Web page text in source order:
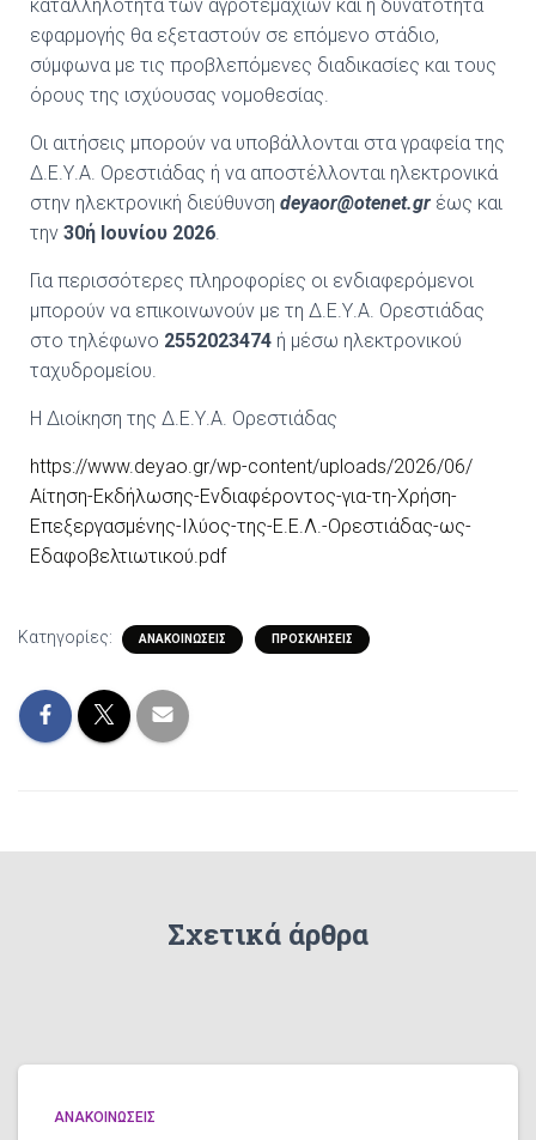
καταλληλότητα των αγροτεμαχίων και η δυνατότητα
εφαρμογής θα εξεταστούν σε επόμενο στάδιο,
σύμφωνα με τις προβλεπόμενες διαδικασίες και τους
όρους της ισχύουσας νομοθεσίας.
Οι αιτήσεις μπορούν να υποβάλλονται στα γραφεία της
Δ.Ε.Υ.Α. Ορεστιάδας ή να αποστέλλονται ηλεκτρονικά
στην ηλεκτρονική διεύθυνση deyaor@otenet.gr έως και
την 30ή Ιουνίου 2026.
Για περισσότερες πληροφορίες οι ενδιαφερόμενοι
μπορούν να επικοινωνούν με τη Δ.Ε.Υ.Α. Ορεστιάδας
στο τηλέφωνο 2552023474 ή μέσω ηλεκτρονικού
ταχυδρομείου.
Η Διοίκηση της Δ.Ε.Υ.Α. Ορεστιάδας
https://www.deyao.gr/wp-content/uploads/2026/06/
Αίτηση-Εκδήλωσης-Ενδιαφέροντος-για-τη-Χρήση-
Επεξεργασμένης-Ιλύος-της-Ε.Ε.Λ.-Ορεστιάδας-ως-
Εδαφοβελτιωτικού.pdf
Κατηγορίες: ΑΝΑΚΟΙΝΏΣΕΙΣ ΠΡΟΣΚΛΉΣΕΙΣ
Σχετικά άρθρα
ΑΝΑΚΟΙΝΏΣΕΙΣ